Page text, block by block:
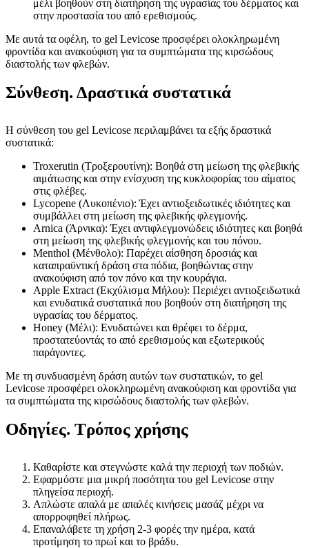
μέλι βοηθούν στη διατήρηση της υγρασίας του δέρματος και
στην προστασία του από ερεθισμούς.
Με αυτά τα οφέλη, το gel Levicose προσφέρει ολοκληρωμένη
φροντίδα και ανακούφιση για τα συμπτώματα της κιρσώδους
διαστολής των φλεβών.
Σύνθεση. Δραστικά συστατικά
Η σύνθεση του gel Levicose περιλαμβάνει τα εξής δραστικά
συστατικά:
Troxerutin (Τροξερουτίνη): Βοηθά στη μείωση της φλεβικής
αιμάτωσης και στην ενίσχυση της κυκλοφορίας του αίματος
στις φλέβες.
Lycopene (Λυκοπένιο): Έχει αντιοξειδωτικές ιδιότητες και
συμβάλλει στη μείωση της φλεβικής φλεγμονής.
Arnica (Άρνικα): Έχει αντιφλεγμονώδεις ιδιότητες και βοηθά
στη μείωση της φλεβικής φλεγμονής και του πόνου.
Menthol (Μένθολο): Παρέχει αίσθηση δροσιάς και
καταπραϋντική δράση στα πόδια, βοηθώντας στην
ανακούφιση από τον πόνο και την κουράγια.
Apple Extract (Εκχύλισμα Μήλου): Περιέχει αντιοξειδωτικά
και ενυδατικά συστατικά που βοηθούν στη διατήρηση της
υγρασίας του δέρματος.
Honey (Μέλι): Ενυδατώνει και θρέφει το δέρμα,
προστατεύοντάς το από ερεθισμούς και εξωτερικούς
παράγοντες.
Με τη συνδυασμένη δράση αυτών των συστατικών, το gel
Levicose προσφέρει ολοκληρωμένη ανακούφιση και φροντίδα για
τα συμπτώματα της κιρσώδους διαστολής των φλεβών.
Οδηγίες. Τρόπος χρήσης
Καθαρίστε και στεγνώστε καλά την περιοχή των ποδιών.
Εφαρμόστε μια μικρή ποσότητα του gel Levicose στην
πληγείσα περιοχή.
Απλώστε απαλά με απαλές κινήσεις μασάζ μέχρι να
απορροφηθεί πλήρως.
Επαναλάβετε τη χρήση 2-3 φορές την ημέρα, κατά
προτίμηση το πρωί και το βράδυ.